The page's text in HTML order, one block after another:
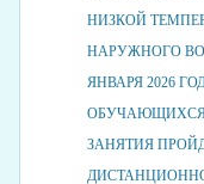
НИЗКОЙ
НАРУЖНОГО
ЯНВАРЯ 2026
ОБУЧАЮЩИХСЯ
ЗАНЯТИЯ